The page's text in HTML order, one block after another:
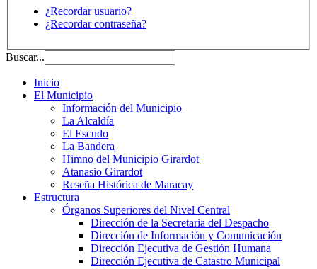
¿Recordar usuario?
¿Recordar contraseña?
Buscar...
Inicio
El Municipio
Información del Municipio
La Alcaldía
El Escudo
La Bandera
Himno del Municipio Girardot
Atanasio Girardot
Reseña Histórica de Maracay
Estructura
Órganos Superiores del Nivel Central
Dirección de la Secretaria del Despacho
Dirección de Información y Comunicación
Dirección Ejecutiva de Gestión Humana
Dirección Ejecutiva de Catastro Municipal